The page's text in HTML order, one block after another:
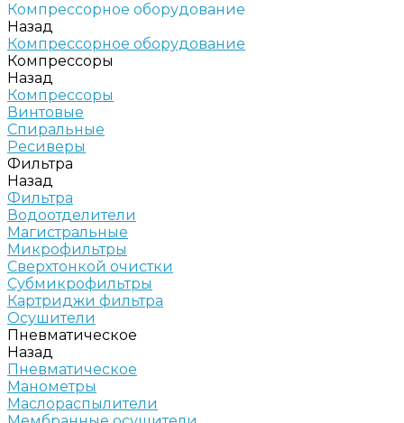
Компрессорное оборудование
Назад
Компрессорное оборудование
Компрессоры
Назад
Компрессоры
Винтовые
Спиральные
Ресиверы
Фильтра
Назад
Фильтра
Водоотделители
Магистральные
Микрофильтры
Сверхтонкой очистки
Субмикрофильтры
Картриджи фильтра
Осушители
Пневматическое
Назад
Пневматическое
Манометры
Маслораспылители